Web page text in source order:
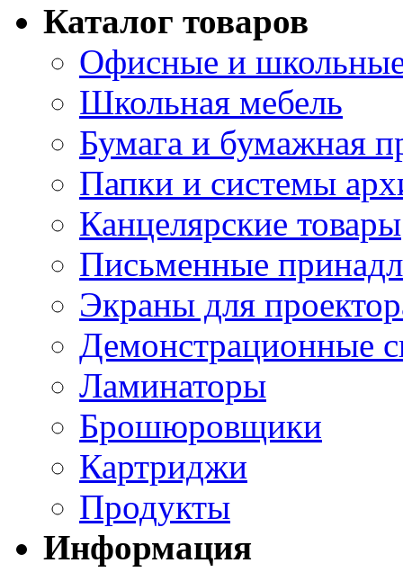
Каталог товаров
Офисные и
Школьная мебель
Бумага и бумажная
Папки и системы
Канцелярские товары
Письменные
Экраны для
Демонстрационные
Ламинаторы
Брошюровщики
Картриджи
Продукты
Информация